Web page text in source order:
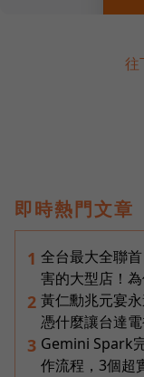
往
即時熱門文章
1 全台最大全聯
害的大型店！
2 黃仁勳兆元宴
憑什麼讓台達
3 Gemini Spark
作流程，3個超